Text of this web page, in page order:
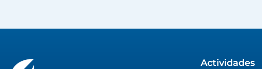
Actividades